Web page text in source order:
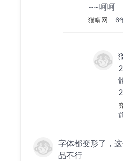
~~呵呵
猫啃网 6
字体都变形了，
品不行